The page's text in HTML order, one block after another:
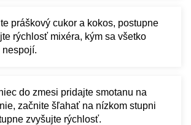
práškový cukor a kokos, postupne
rýchlosť mixéra, kým sa všetko
nespojí.
do zmesi pridajte smotanu na
začnite šľahať na nízkom stupni
zvyšujte rýchlosť.